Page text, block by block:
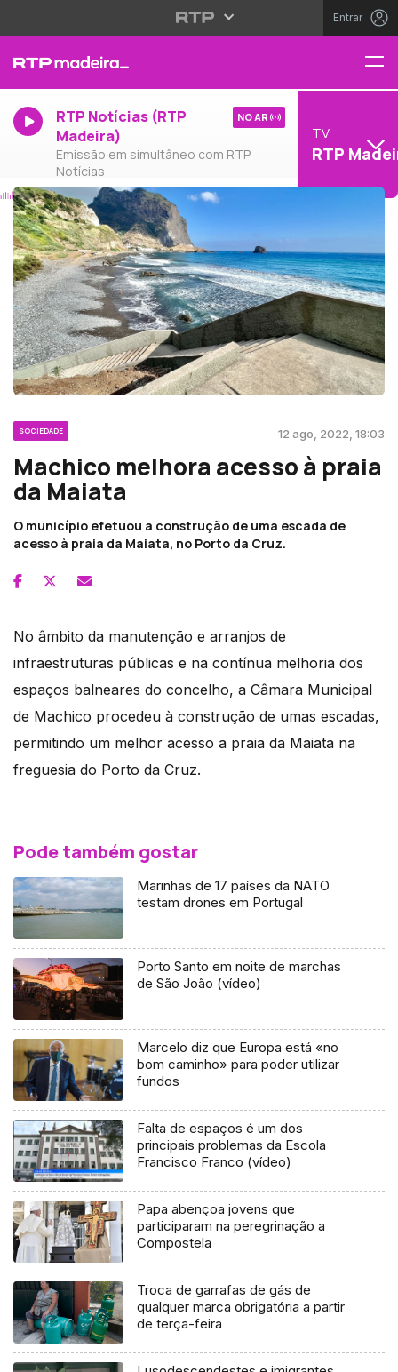
Entrar
RTP Notícias (RTP
Madeira)
Emissão em simultâneo com RTP
Notícias
NO AR
TV
RTP
SOCIEDADE 12 ago, 2022, 18:03
Machico melhora acesso à praia
da Maiata
O município efetuou a construção de uma escada de
acesso à praia da Maiata, no Porto da Cruz.
No âmbito da manutenção e arranjos de
infraestruturas públicas e na contínua melhoria dos
espaços balneares do concelho, a Câmara Municipal
de Machico procedeu à construção de umas escadas,
permitindo um melhor acesso a praia da Maiata na
freguesia do Porto da Cruz.
Pode também gostar
Marinhas de 17 países da NATO
testam drones em Portugal
Porto Santo em noite de marchas
de São João (vídeo)
Marcelo diz que Europa está «no
bom caminho» para poder utilizar
fundos
Falta de espaços é um dos
principais problemas da Escola
Francisco Franco (vídeo)
Papa abençoa jovens que
participaram na peregrinação a
Compostela
Troca de garrafas de gás de
qualquer marca obrigatória a partir
de terça-feira